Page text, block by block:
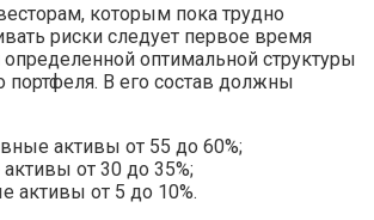
которым пока трудно
риски следует первое время
оптимальной структуры
портфеля. В его состав должны
активы от 55 до 60%;
от 30 до 35%;
активы от 5 до 10%.